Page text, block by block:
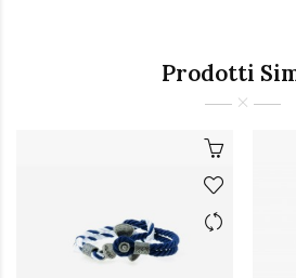
Prodotti